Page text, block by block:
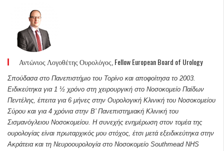
Αντώνιος Λογοθέτης Ουρολόγος, Fellow European Board of Urology
Σπούδασα στο Πανεπιστήμιο του Τορίνο και αποφοίτησα το 2003.
Ειδικεύτηκα για 1 ½ χρόνο στη χειρουργική στο Νοσοκομείο Παίδων
Πεντέλης, έπειτα για 6 μήνες στην Ουρολογική Κλινική του Νοσοκομείου
Σύρου και για 4 χρόνια στην Β’ Πανεπιστημιακή Κλινική του
Σισμανόγλειου Νοσοκομείου. Η συνεχής ενημέρωση στον τομέα της
ουρολογίας είναι πρωταρχικός μου στόχος, έτσι μετά εξειδικεύτηκα στην
Ακράτεια και τη Νευροουρολογία στο Νοσοκομείο Southmead NHS